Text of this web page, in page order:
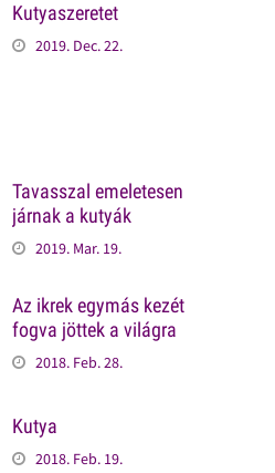
Kutyaszeretet
2019. Dec. 22.
Tavasszal emeletesen
járnak a kutyák
2019. Mar. 19.
Az ikrek egymás kezét
fogva jöttek a világra
2018. Feb. 28.
Kutya
2018. Feb. 19.